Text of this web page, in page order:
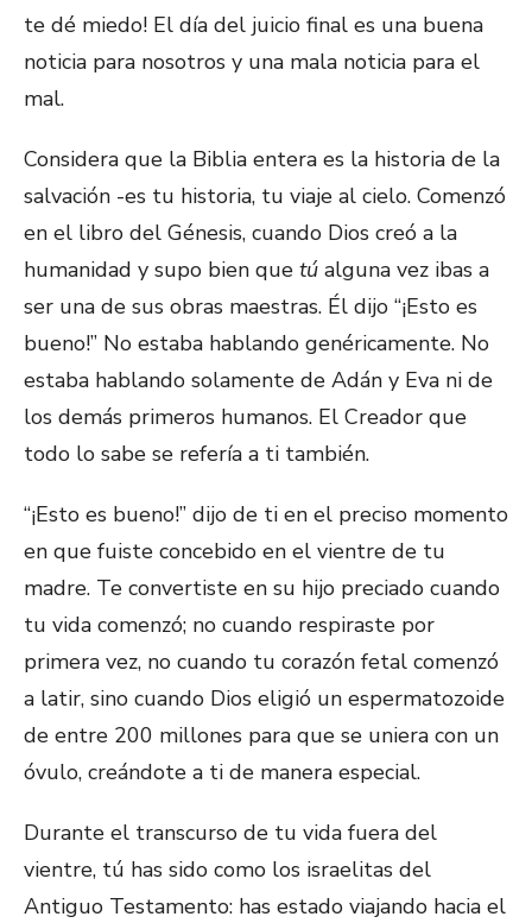
te dé miedo! El día del juicio final es una buena
noticia para nosotros y una mala noticia para el
mal.
Considera que la Biblia entera es la historia de la
salvación -es tu historia, tu viaje al cielo. Comenzó
en el libro del Génesis, cuando Dios creó a la
humanidad y supo bien que tú alguna vez ibas a
ser una de sus obras maestras. Él dijo “¡Esto es
bueno!” No estaba hablando genéricamente. No
estaba hablando solamente de Adán y Eva ni de
los demás primeros humanos. El Creador que
todo lo sabe se refería a ti también.
“¡Esto es bueno!” dijo de ti en el preciso momento
en que fuiste concebido en el vientre de tu
madre. Te convertiste en su hijo preciado cuando
tu vida comenzó; no cuando respiraste por
primera vez, no cuando tu corazón fetal comenzó
a latir, sino cuando Dios eligió un espermatozoide
de entre 200 millones para que se uniera con un
óvulo, creándote a ti de manera especial.
Durante el transcurso de tu vida fuera del
vientre, tú has sido como los israelitas del
Antiguo Testamento: has estado viajando hacia el